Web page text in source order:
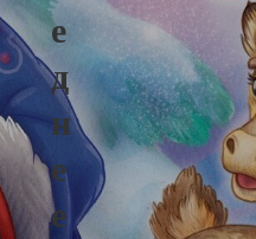
Е
Д
Н
Е
Е